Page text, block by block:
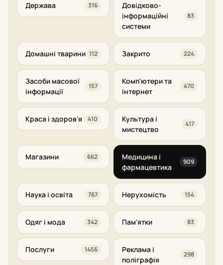
Держава 316
Довідково-
інформаційні
системи
83
Домашні тварини 112 Закрито 224
Засоби масової
інформації
157
Комп'ютери та
інтернет
470
Краса і здоров'я 410
Культура і
мистецтво
417
Магазини 662
Медицина і
фармацевтика
909
Наука і освіта 767 Нерухомість 154
Одяг і мода 342 Пам'ятки 83
Послуги 1456
Реклама і
поліграфія
298